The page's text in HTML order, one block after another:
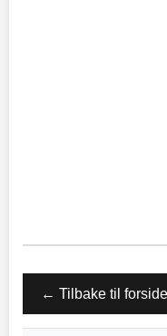
← Tilbake til